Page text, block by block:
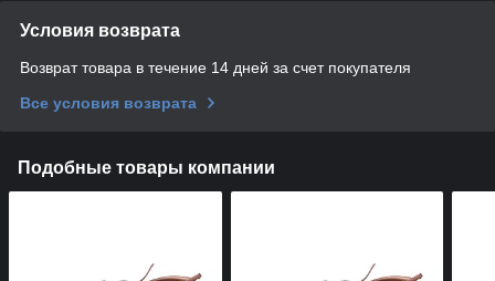
Условия возврата
Возврат товара в течение 14 дней за счет покупателя
Все условия возврата
Подобные товары компании